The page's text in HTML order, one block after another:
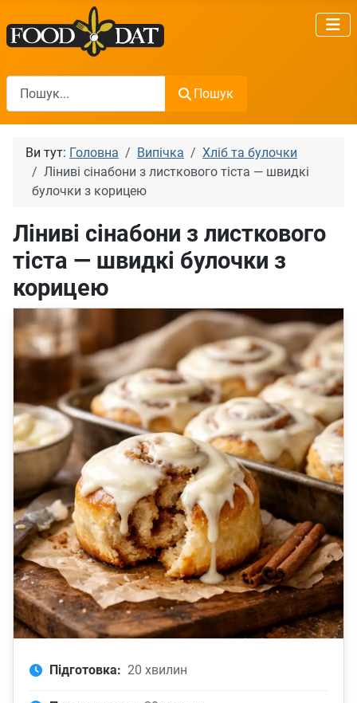
Пошук
Пошук
Ви тут: Головна Випічка
Хліб та булочки
Ліниві сінабони з листкового тіста — швидкі
булочки з корицею
Ліниві сінабони з листкового
тіста — швидкі булочки з
корицею
Підготовка: 20 хвилин